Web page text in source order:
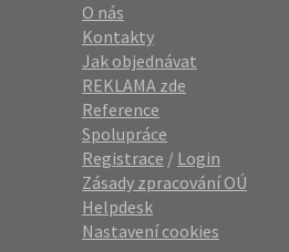
O nás
Kontakty
Jak objednávat
REKLAMA zde
Reference
Spolupráce
Registrace / Login
Zásady zpracování OÚ
Helpdesk
Nastavení cookies